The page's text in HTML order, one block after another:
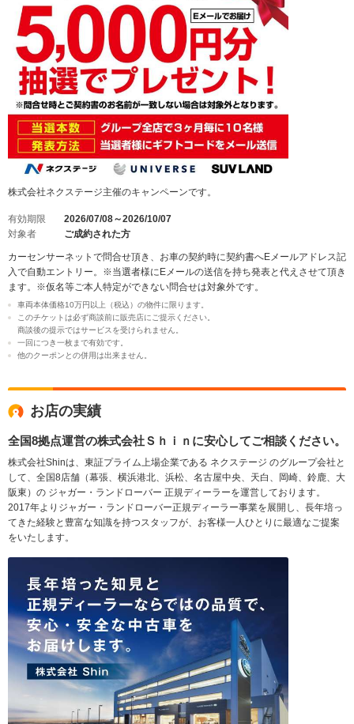
株式会社ネクステージ主催のキャンペーンです。
有効期限
2026/07/08～2026/10/07
対象者
ご成約された方
カーセンサーネットで問合せ頂き、お車の契約時に契約書へEメールアドレス記
入で自動エントリー。※当選者様にEメールの送信を持ち発表と代えさせて頂き
ます。※仮名等ご本人特定ができない問合せは対象外です。
車両本体価格10万円以上（税込）の物件に限ります。
このチケットは必ず商談前に販売店にご提示ください。
商談後の提示ではサービスを受けられません。
一回につき一枚まで有効です。
他のクーポンとの併用は出来ません。
お店の実績
全国8拠点運営の株式会社Ｓｈｉｎに安心してご相談ください。
株式会社Shinは、東証プライム上場企業である ネクステージ のグループ会社と
して、全国8店舗（幕張、横浜港北、浜松、名古屋中央、天白、岡崎、鈴鹿、大
阪東）の ジャガー・ランドローバー 正規ディーラーを運営しております。
2017年よりジャガー・ランドローバー正規ディーラー事業を展開し、長年培っ
てきた経験と豊富な知識を持つスタッフが、お客様一人ひとりに最適なご提案
をいたします。